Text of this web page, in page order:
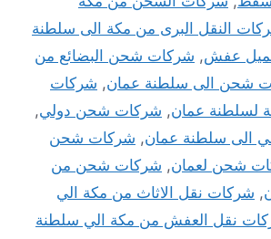
النقل البرى من مكة الى سلطنة
عفش, شركات شحن البضائع من
شحن الى سلطنة عمان, شركات
لسلطنة عمان, شركات شحن دولي,
الى سلطنة عمان, شركات شحن
شحن لعمان, شركات شحن من
, شركات نقل الاثاث من مكة الي
نقل العفش من مكة الي سلطنة